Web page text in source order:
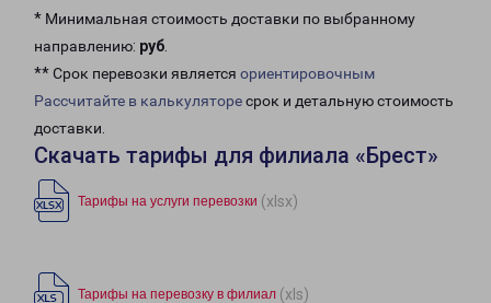
* Минимальная стоимость доставки по выбранному
направлению: руб.
** Срок перевозки является ориентировочным
Рассчитайте в калькуляторесрок и детальную стоимость
доставки.
Скачать тарифы для филиала «Брест»
Тарифы на услуги перевозки (xlsx)
Тарифы на перевозку в филиал (xls)